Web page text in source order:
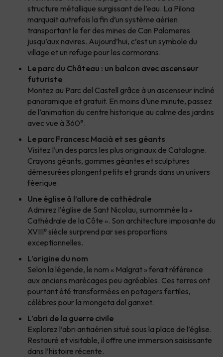
structure métallique surgissant de l’eau. La Pilona
marquait autrefois la fin d’un système aérien
transportant le fer des mines de Can Palomeres
jusqu’aux navires. Aujourd’hui, c’est un symbole du
village et un refuge pour les cormorans.
Le parc du Château : un balcon avec ascenseur
futuriste
Montez au Parc del Castell grâce à un ascenseur incliné
panoramique et gratuit. En moins d’une minute, passez
de l’animation du centre historique au calme des jardins
avec vue à 360°.
Le parc Francesc Macià et ses géants
Visitez l’un des parcs les plus originaux de Catalogne.
Crayons géants, gommes géantes et sculptures
démesurées plongent petits et grands dans un univers
féerique.
Une église à l’allure de cathédrale
Admirez l’église de Sant Nicolau, surnommée la «
Cathédrale de la Côte ». Son architecture imposante du
XVIIIᵉ siècle surprend par ses proportions
exceptionnelles.
L’origine du nom
Selon la légende, le nom « Malgrat » ferait référence
aux anciens marécages peu agréables. Ces terres ont
pourtant été transformées en potagers fertiles,
célèbres pour la mongeta del ganxet.
L’abri de la guerre civile
Explorez l’abri antiaérien situé sous la place de l’église.
Restauré et visitable, il offre une immersion saisissante
dans l’histoire récente.